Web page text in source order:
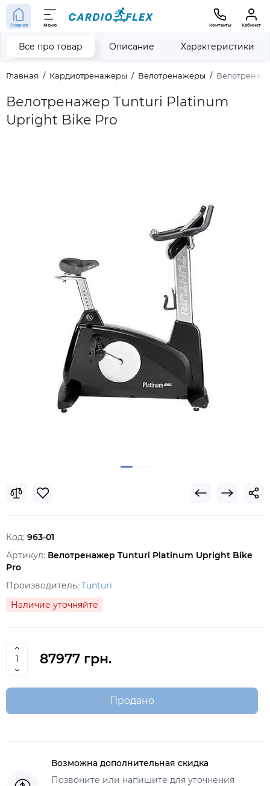
Главная Меню Контакты Кабинет
Главная Кардиотренажеры Велотренажеры
Велотренажер Tunturi Platinum
Upright Bike Pro
Все про товар Описание Характеристики
Код: 963-01
Артикул: Велотренажер Tunturi Platinum Upright Bike
Pro
Производитель: Tunturi
Наличие уточняйте
87977 грн.
Продано
Возможна дополнительная скидка
Позвоните или напишите для уточнения